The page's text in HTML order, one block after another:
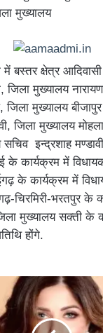
मुख्यालय
में बस्तर क्षेत्र
जिला मुख्यालय
मुख्यालय
जिला मुख्यालय
इन्द्रशाह
कार्यक्रम में
के कार्यक्रम में
चिरमिरी-भरतपुर के
मुख्यालय सक्ती के
होंगे.